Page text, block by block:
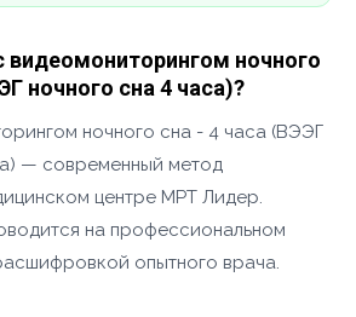
видеомониторингом ночного
ночного сна 4 часа)?
ночного сна - 4 часа (ВЭЭГ
— современный метод
центре МРТ Лидер.
на профессиональном
опытного врача.